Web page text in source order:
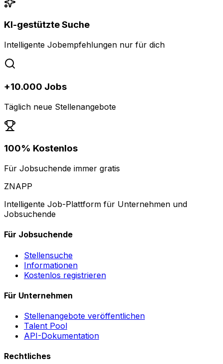
KI-gestützte Suche
Intelligente Jobempfehlungen nur für dich
+10.000 Jobs
Täglich neue Stellenangebote
100% Kostenlos
Für Jobsuchende immer gratis
ZNAPP
Intelligente Job-Plattform für Unternehmen und
Jobsuchende
Für Jobsuchende
Stellensuche
Informationen
Kostenlos registrieren
Für Unternehmen
Stellenangebote veröffentlichen
Talent Pool
API-Dokumentation
Rechtliches